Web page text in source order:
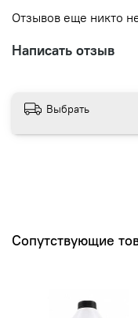
Отзывов еще никто
Написать отзыв
Выбрать
Сопутствующие